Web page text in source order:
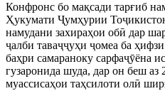
Конфронс бо мақсади тарғиб
Ҳукумати Ҷумҳурии
намудани захираҳои обӣ дар
ҷалби таваҷҷуҳи ҷомеа ба
баҳри самараноку сарфаҷӯёна
гузаронида шуда, дар он беш
муассисаҳои таҳсилоти олӣ